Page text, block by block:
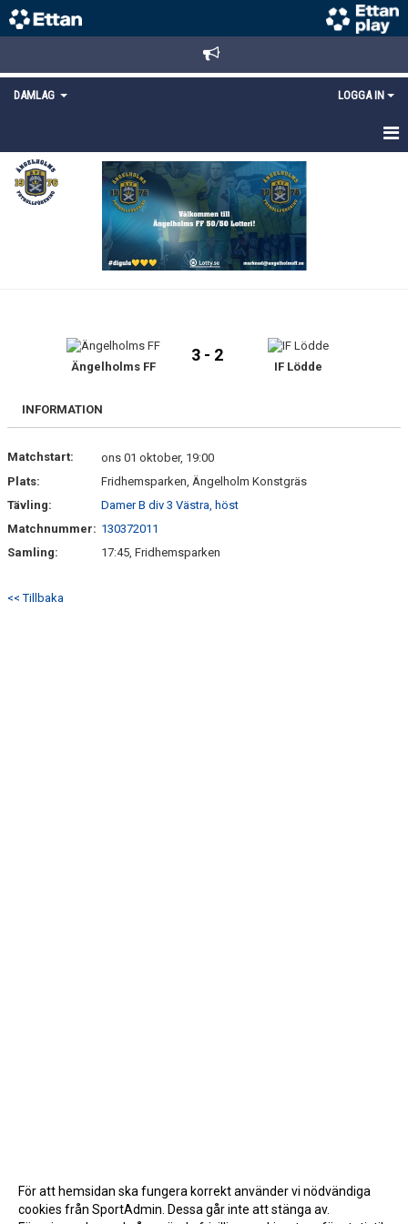
DAMLAG LOGGA IN
HEM
NYHETER
DOKUMENT
KONTAKT
Ängelholms FF
3 - 2
IF Lödde
INFORMATION
Matchstart:
ons 01 oktober, 19:00
Plats:
Fridhemsparken, Ängelholm Konstgräs
Tävling:
Damer B div 3 Västra, höst
Matchnummer: 130372011
Samling:
17:45, Fridhemsparken
<< Tillbaka
För att hemsidan ska fungera korrekt använder vi nödvändiga
cookies från SportAdmin. Dessa går inte att stänga av.